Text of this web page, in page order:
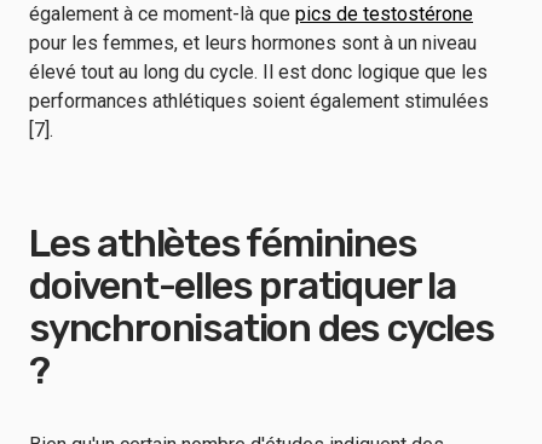
également à ce moment-là que pics de testostérone
pour les femmes, et leurs hormones sont à un niveau
élevé tout au long du cycle. Il est donc logique que les
performances athlétiques soient également stimulées
[7].
Les athlètes féminines
doivent-elles pratiquer la
synchronisation des cycles
?